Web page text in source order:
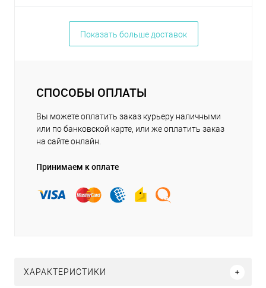
Показать больше доставок
СПОСОБЫ ОПЛАТЫ
Вы можете оплатить заказ курьеру наличными
или по банковской карте, или же оплатить заказ
на сайте онлайн.
Принимаем к оплате
ХАРАКТЕРИСТИКИ